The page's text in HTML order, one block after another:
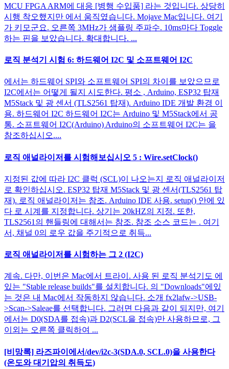
MCU FPGA ARM에 대응 [병행 수입품] 라는 것입니다. 상당히
시행 착오했지만 에서 움직였습니다. Mojave Mac입니다. 여기
가 키모군요. 오른쪽 3MHz가 샘플링 주파수. 10ms마다 Toggle
하는 핀을 보았습니다. 확대합니다. ...
로직 분석기 시험 6: 하드웨어 I2C 및 소프트웨어 I2C
에서는 하드웨어 SPI와 소프트웨어 SPI의 차이를 보았으므로
I2C에서는 어떻게 될지 시도한다. 평소 , Arduino, ESP32 탑재
M5Stack 및 광 센서 (TLS2561 탑재). Arduino IDE 개발 환경 이
용. 하드웨어 I2C 하드웨어 I2C는 Arduino 및 M5Stack에서 공
통. 소프트웨어 I2C(Arduino) Arduino의 소프트웨어 I2C는 을
참조하십시오....
로직 애널라이저를 시험해보십시오 5 : Wire.setClock()
지정된 값에 따라 I2C 클럭 (SCL)이 나오는지 로직 애널라이저
로 확인하십시오. ESP32 탑재 M5Stack 및 광 센서(TLS2561 탑
재). 로직 애널라이저는 참조. Arduino IDE 사용. setup() 안에 있
다 로 시계를 지정합니다. 상기는 20kHZ의 지정. 또한,
TLS2561의 핸들링에 대해서는 참조. 참조 소스 코드는 . 여기
서, 채널 0의 로우 값을 주기적으로 취득...
로직 애널라이저를 시험하는 그 2 (I2C)
계속. 다만, 이번은 Mac에서 트라이. 사용 된 로직 분석기도 에
있는 "Stable release builds"를 설치합니다. 의 "Downloads"에있
는 것은 내 Mac에서 작동하지 않습니다. 소개 fx2lafw->USB-
>Scan->Saleae를 선택합니다. 그러면 다음과 같이 되지만, 여기
에서는 D0(SDA를 접속)과 D2(SCL을 접속)만 사용하므로, 그
이외는 오른쪽 클릭하여 ...
[비망록] 라즈파이에서/dev/i2c-3(SDA.0, SCL.0)을 사용한다
(온도와 대기압의 취득도)